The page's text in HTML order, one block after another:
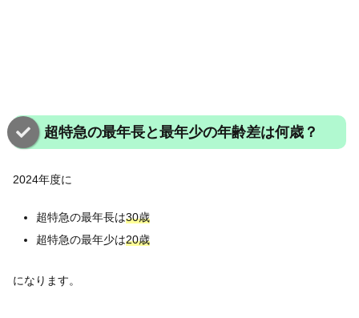
超特急の最年長と最年少の年齢差は何歳？
2024年度に
超特急の最年長は30歳
超特急の最年少は20歳
になります。